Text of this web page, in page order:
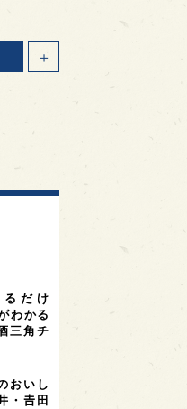
＋
山県 6
根県 5
だけ
わかる
三角チ
おいし
・𠮷田